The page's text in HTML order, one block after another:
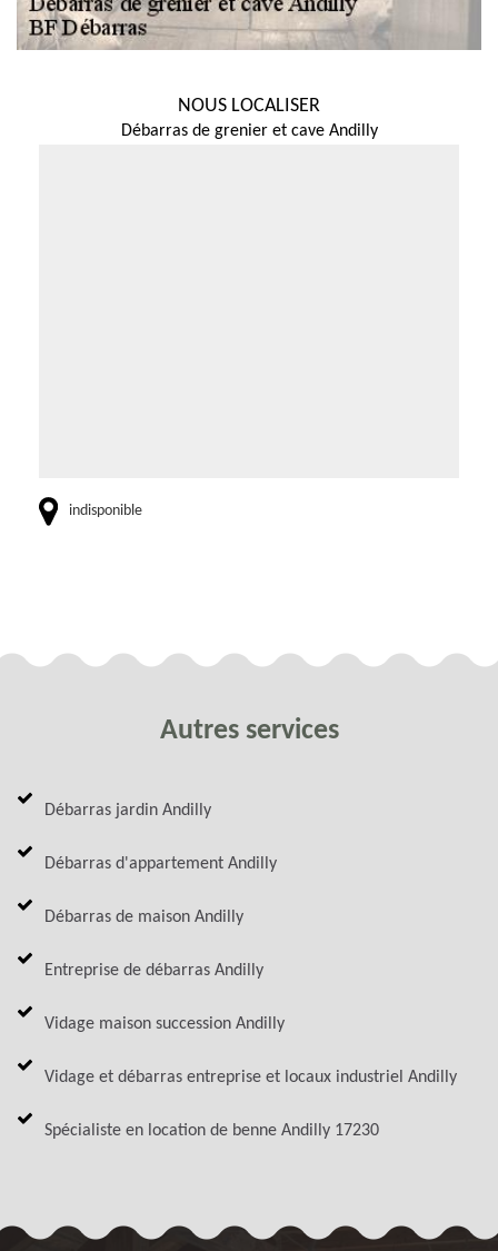
NOUS LOCALISER
Débarras de grenier et cave Andilly
indisponible
Autres services
Débarras jardin Andilly
Débarras d'appartement Andilly
Débarras de maison Andilly
Entreprise de débarras Andilly
Vidage maison succession Andilly
Vidage et débarras entreprise et locaux industriel Andilly
Spécialiste en location de benne Andilly 17230